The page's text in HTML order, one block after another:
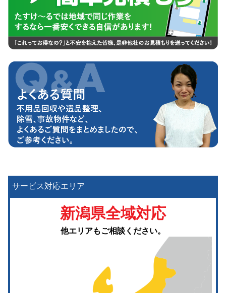
サービス対応エリア
新潟県全域対応
他エリアもご相談ください。